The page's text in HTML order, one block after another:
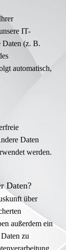
IT-
Daten (z. B.
automatisch,
Daten
werden.
Daten?
über
außerdem ein
zu